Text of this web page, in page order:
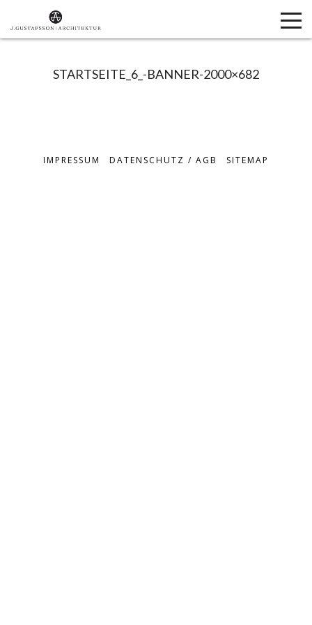
STARTSEITE_6_-BANNER-2000×682
IMPRESSUM DATENSCHUTZ / AGB SITEMAP